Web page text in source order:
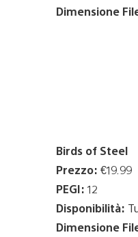
Dimensione
Birds of Steel
Prezzo: €19.99
PEGI: 12
Disponibilità:
Dimensione